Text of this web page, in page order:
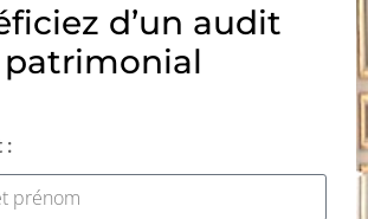
d’un audit
patrimonial
: